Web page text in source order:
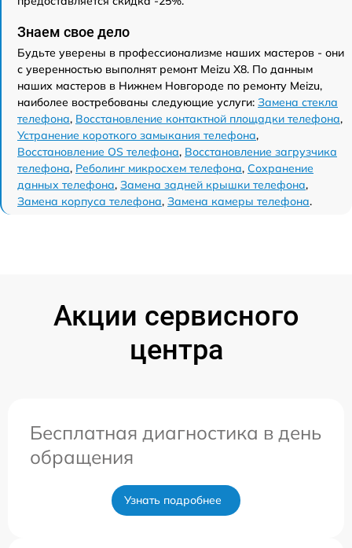
Знаем свое дело
Будьте уверены в профессионализме наших мастеров - они
с уверенностью выполнят ремонт Meizu X8. По данным
наших мастеров в Нижнем Новгороде по ремонту Meizu,
наиболее востребованы следующие услуги: Замена стекла
телефона, Восстановление контактной площадки телефона,
Устранение короткого замыкания телефона,
Восстановление OS телефона, Восстановление загрузчика
телефона, Реболинг микросхем телефона, Сохранение
данных телефона, Замена задней крышки телефона,
Замена корпуса телефона, Замена камеры телефона.
Акции сервисного
центра
Бесплатная диагностика в день
обращения
Узнать подробнее